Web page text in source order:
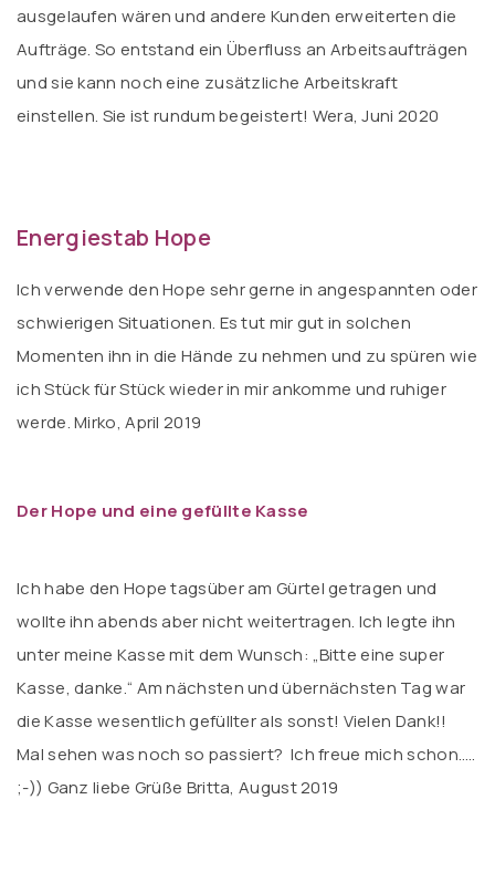
ausgelaufen wären und andere Kunden erweiterten die
Aufträge. So entstand ein Überfluss an Arbeitsaufträgen
und sie kann noch eine zusätzliche Arbeitskraft
einstellen. Sie ist rundum begeistert! Wera, Juni 2020
Energiestab Hope
Ich verwende den Hope sehr gerne in angespannten oder
schwierigen Situationen. Es tut mir gut in solchen
Momenten ihn in die Hände zu nehmen und zu spüren wie
ich Stück für Stück wieder in mir ankomme und ruhiger
werde. Mirko, April 2019
Der Hope und eine gefüllte Kasse
Ich habe den Hope tagsüber am Gürtel getragen und
wollte ihn abends aber nicht weitertragen. Ich legte ihn
unter meine Kasse mit dem Wunsch: „Bitte eine super
Kasse, danke.“ Am nächsten und übernächsten Tag war
die Kasse wesentlich gefüllter als sonst! Vielen Dank!!
Mal sehen was noch so passiert? Ich freue mich schon…..
;-)) Ganz liebe Grüße Britta, August 2019